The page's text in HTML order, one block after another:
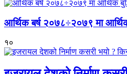
आर्थिक बर्ष २०७८÷२०७९ मा
१०